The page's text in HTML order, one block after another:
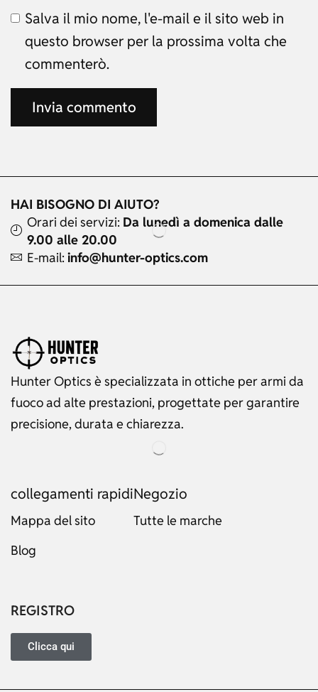
Salva il mio nome, l'e-mail e il sito web in
questo browser per la prossima volta che
commenterò.
HAI BISOGNO DI AIUTO?
Orari dei servizi: Da lunedì a domenica dalle
9.00 alle 20.00
E-mail: info@hunter-optics.com
Hunter Optics è specializzata in ottiche per armi da
fuoco ad alte prestazioni, progettate per garantire
precisione, durata e chiarezza.
collegamenti rapidi
Mappa del sito
Blog
Negozio
Tutte le marche
REGISTRO
Clicca qui
Russian